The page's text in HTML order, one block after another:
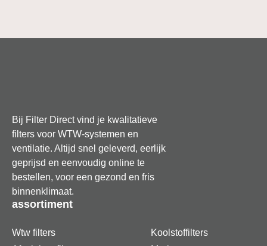
Bij Filter Direct vind je kwalitatieve
filters voor WTW-systemen en
ventilatie. Altijd snel geleverd, eerlijk
geprijsd en eenvoudig online te
bestellen, voor een gezond en fris
binnenklimaat.
assortiment
Wtw filters
Koolstoffilters